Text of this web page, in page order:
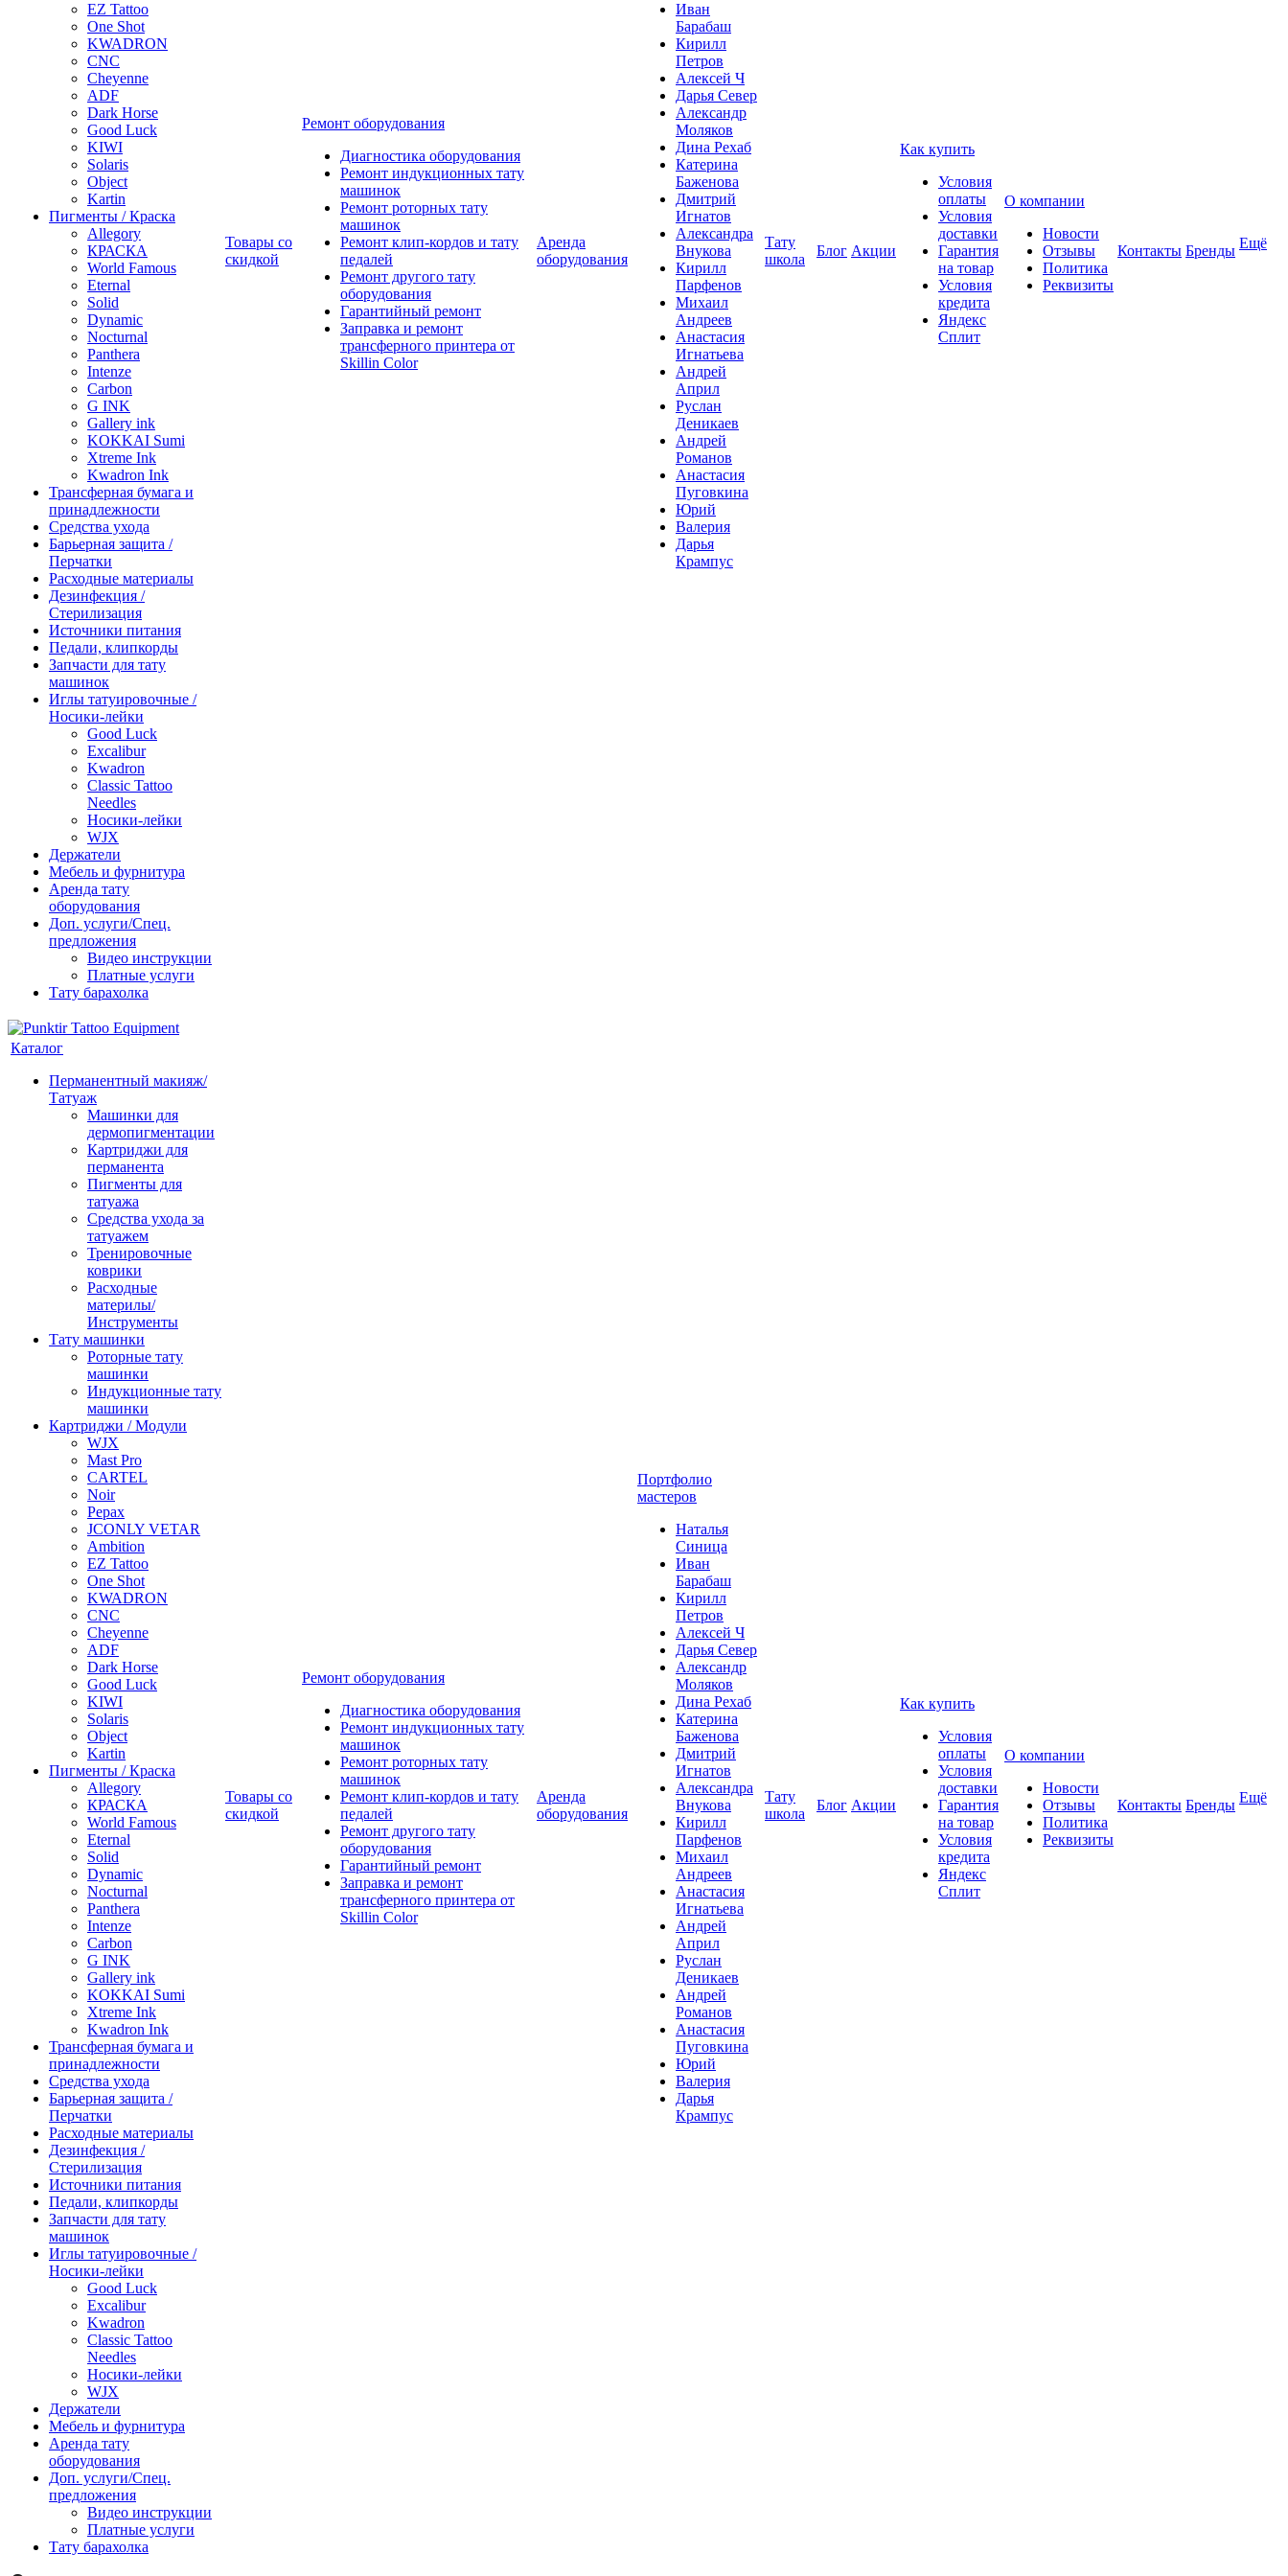
EZ Tattoo
One Shot
KWADRON
CNC
Cheyenne
ADF
Dark Horse
Good Luck
KIWI
Solaris
Object
Kartin
Пигменты / Краска
Allegory
КРАСКА
World Famous
Eternal
Solid
Dynamic
Nocturnal
Panthera
Intenze
Carbon
G INK
Gallery ink
KOKKAI Sumi
Xtreme Ink
Kwadron Ink
Трансферная бумага и
принадлежности
Средства ухода
Барьерная защита /
Перчатки
Расходные материалы
Дезинфекция /
Стерилизация
Источники питания
Педали, клипкорды
Запчасти для тату
машинок
Иглы татуировочные /
Носики-лейки
Good Luck
Excalibur
Kwadron
Classic Tattoo
Needles
Носики-лейки
WJX
Держатели
Мебель и фурнитура
Аренда тату
оборудования
Доп. услуги/Спец.
предложения
Видео инструкции
Платные услуги
Тату барахолка
Товары со
скидкой
Ремонт оборудования
Диагностика оборудования
Ремонт индукционных тату
машинок
Ремонт роторных тату
машинок
Ремонт клип-кордов и тату
педалей
Ремонт другого тату
оборудования
Гарантийный ремонт
Заправка и ремонт
трансферного принтера от
Skillin Color
Аренда
оборудования
Иван
Барабаш
Кирилл
Петров
Алексей Ч
Дарья Север
Александр
Моляков
Дина Рехаб
Катерина
Баженова
Дмитрий
Игнатов
Александра
Внукова
Кирилл
Парфенов
Михаил
Андреев
Анастасия
Игнатьева
Андрей
Април
Руслан
Деникаев
Андрей
Романов
Анастасия
Пуговкина
Юрий
Валерия
Дарья
Крампус
Тату
школа
Блог Акции
Как купить
Условия
оплаты
Условия
доставки
Гарантия
на товар
Условия
кредита
Яндекс
Сплит
О компании
Новости
Отзывы
Политика
Реквизиты
Контакты Бренды Ещё
Каталог
Перманентный макияж/
Татуаж
Машинки для
дермопигментации
Картриджи для
перманента
Пигменты для
татуажа
Средства ухода за
татуажем
Тренировочные
коврики
Расходные
материлы/
Инструменты
Тату машинки
Роторные тату
машинки
Индукционные тату
машинки
Картриджи / Модули
WJX
Mast Pro
CARTEL
Noir
Pepax
JCONLY VETAR
Ambition
EZ Tattoo
One Shot
KWADRON
CNC
Cheyenne
ADF
Dark Horse
Good Luck
KIWI
Solaris
Object
Kartin
Пигменты / Краска
Allegory
КРАСКА
World Famous
Eternal
Solid
Dynamic
Nocturnal
Panthera
Intenze
Carbon
G INK
Gallery ink
KOKKAI Sumi
Xtreme Ink
Kwadron Ink
Трансферная бумага и
принадлежности
Средства ухода
Барьерная защита /
Перчатки
Расходные материалы
Дезинфекция /
Стерилизация
Источники питания
Педали, клипкорды
Запчасти для тату
машинок
Иглы татуировочные /
Носики-лейки
Good Luck
Excalibur
Kwadron
Classic Tattoo
Needles
Носики-лейки
WJX
Держатели
Мебель и фурнитура
Аренда тату
оборудования
Доп. услуги/Спец.
предложения
Видео инструкции
Платные услуги
Тату барахолка
Товары со
скидкой
Ремонт оборудования
Диагностика оборудования
Ремонт индукционных тату
машинок
Ремонт роторных тату
машинок
Ремонт клип-кордов и тату
педалей
Ремонт другого тату
оборудования
Гарантийный ремонт
Заправка и ремонт
трансферного принтера от
Skillin Color
Аренда
оборудования
Портфолио
мастеров
Наталья
Синица
Иван
Барабаш
Кирилл
Петров
Алексей Ч
Дарья Север
Александр
Моляков
Дина Рехаб
Катерина
Баженова
Дмитрий
Игнатов
Александра
Внукова
Кирилл
Парфенов
Михаил
Андреев
Анастасия
Игнатьева
Андрей
Април
Руслан
Деникаев
Андрей
Романов
Анастасия
Пуговкина
Юрий
Валерия
Дарья
Крампус
Тату
школа
Блог Акции
Как купить
Условия
оплаты
Условия
доставки
Гарантия
на товар
Условия
кредита
Яндекс
Сплит
О компании
Новости
Отзывы
Политика
Реквизиты
Контакты Бренды Ещё